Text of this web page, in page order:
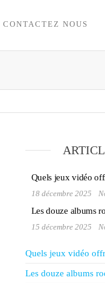
CONTACTEZ NOUS
Quels jeux vidéo
18 décembre 2025
Les douze albums
15 décembre 2025
Quels jeux vidéo
Les douze albums